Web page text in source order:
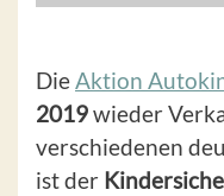
DieAktion
2019wieder
verschiedenen
ist der